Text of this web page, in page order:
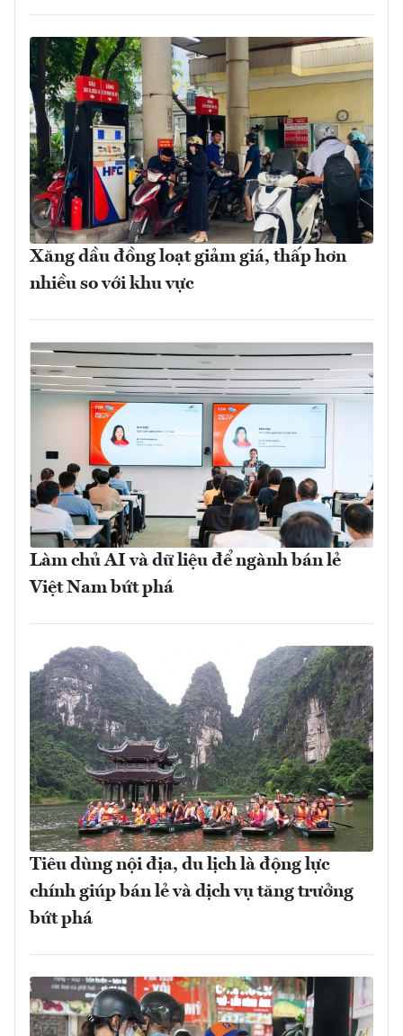
Xăng dầu đồng loạt giảm giá, thấp hơn
nhiều so với khu vực
Làm chủ AI và dữ liệu để ngành bán lẻ
Việt Nam bứt phá
Tiêu dùng nội địa, du lịch là động lực
chính giúp bán lẻ và dịch vụ tăng trưởng
bứt phá